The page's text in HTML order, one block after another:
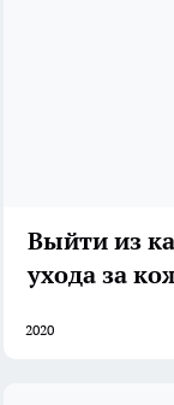
Выйти из
ухода за
2020